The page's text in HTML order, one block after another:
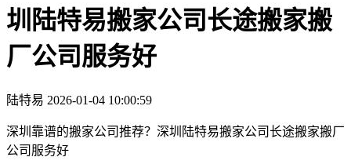
圳陆特易搬家公司长途搬家搬
厂公司服务好
陆特易 2026-01-04 10:00:59
深圳靠谱的搬家公司推荐？深圳陆特易搬家公司长途搬家搬厂
公司服务好